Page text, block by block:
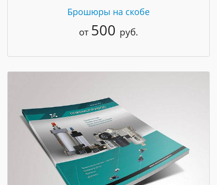
Брошюры на скобе
от 500 руб.